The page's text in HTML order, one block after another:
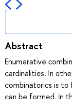
Abstract
Enumerative
cardinalities. In
combinatorics is to
can be formed. In